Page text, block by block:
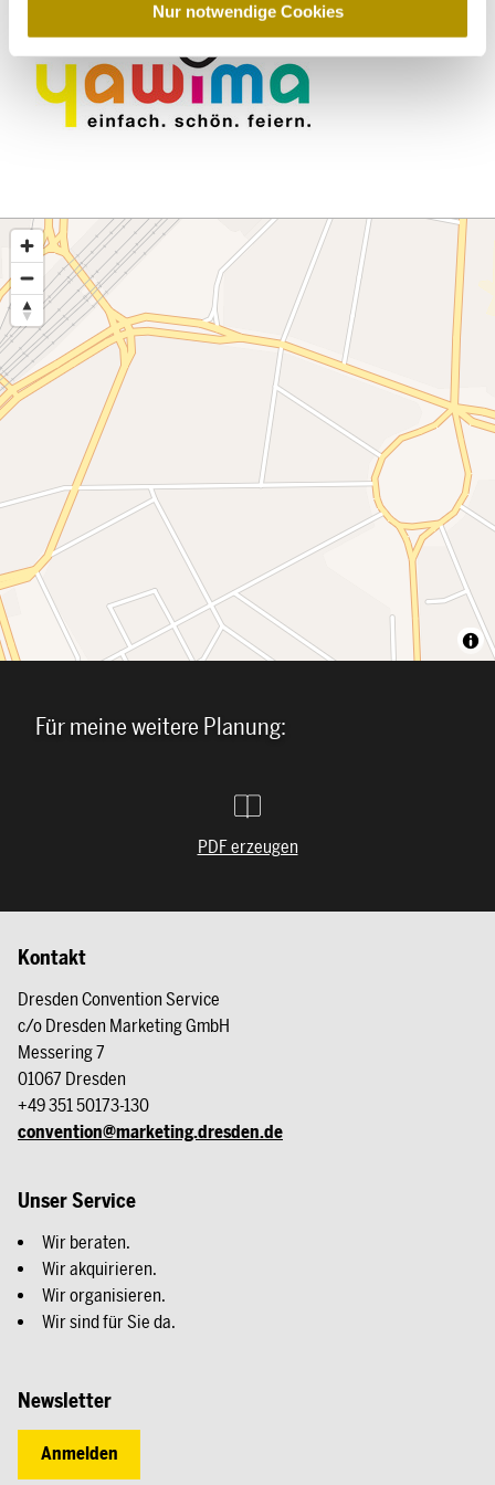
l
Nur notwendige Cookies
Für meine weitere Planung:
PDF erzeugen
Kontakt
Dresden Convention Service
c/o Dresden Marketing GmbH
Messering 7
01067 Dresden
+49 351 50173-130
convention@marketing.dresden.de
Unser Service
Wir beraten.
Wir akquirieren.
Wir organisieren.
Wir sind für Sie da.
Newsletter
Anmelden